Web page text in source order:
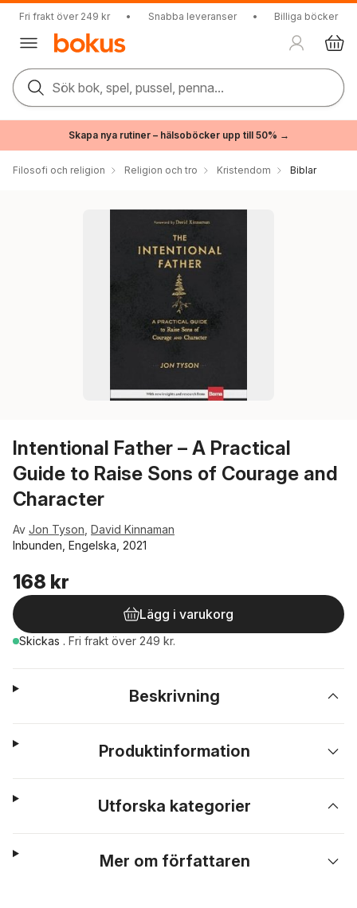
Fri frakt över 249 kr • Snabba leveranser • Billiga böcker
Sök bok, spel, pussel, penna...
Skapa nya rutiner – hälsoböcker upp till 50% →
Filosofi och religion Religion och tro Kristendom Biblar
Intentional Father – A Practical
Guide to Raise Sons of Courage and
Character
Av Jon Tyson David Kinnaman
Inbunden, Engelska, 2021
168 kr
Lägg i varukorg
Skickas . Fri frakt över 249 kr.
Beskrivning
Produktinformation
Utforska kategorier
Mer om författaren